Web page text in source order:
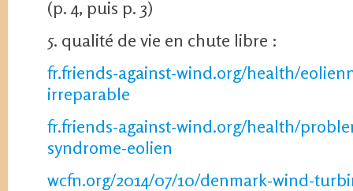
(p. 4, puis p. 3)
5. qualité de vie en chute libre :
fr.friends-against-wind.org/health/
irreparable
fr.friends-against-wind.org/health/
syndrome-eolien
wcfn.org/2014/07/10/denmark-wind-